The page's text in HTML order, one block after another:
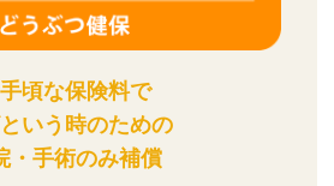
頃な保険料で
いう時のための
・手術のみ補償